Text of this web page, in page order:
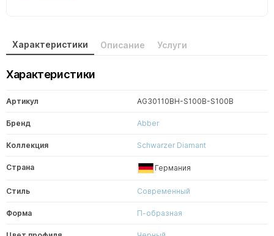
Характеристики Описание Услуги
Характеристики
Артикул AG30110BH-S100B-S100B
Бренд Abber
Коллекция Schwarzer Diamant
Страна Германия
Стиль Современный
Форма П-образная